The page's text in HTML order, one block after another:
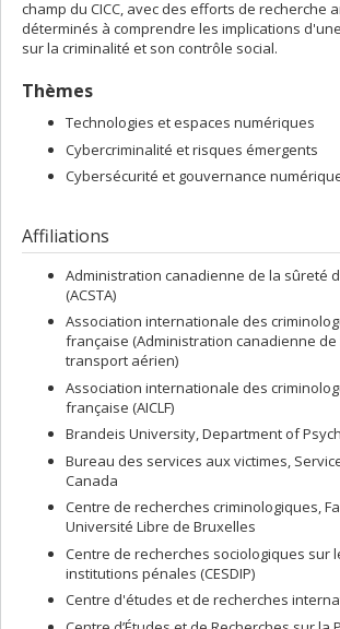
champ du CICC, avec des efforts de recherche
déterminés à comprendre les implications
sur la criminalité et son contrôle social.
Thèmes
Technologies et espaces numériques
Cybercriminalité et risques émergents
Cybersécurité et gouvernance
Affiliations
Administration canadienne de la sûreté
(ACSTA)
Association internationale des
française (Administration canadienne
transport aérien)
Association internationale des
française (AICLF)
Brandeis University, Department of
Bureau des services aux victimes,
Canada
Centre de recherches criminologiques,
Université Libre de Bruxelles
Centre de recherches sociologiques sur
institutions pénales (CESDIP)
Centre d'études et de recherches